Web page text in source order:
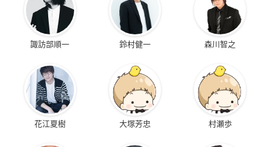
諏訪部順一 鈴村健一 森川智之
花江夏樹 大塚芳忠 村瀬歩